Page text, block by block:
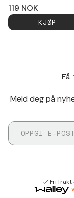
119 NOK
KJØP
Få
Meld deg på
Fri frakt